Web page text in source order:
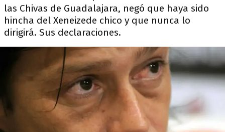
las Chivas de Guadalajara, negó que haya sido
hincha del Xeneizede chico y que nunca lo
dirigirá. Sus declaraciones.